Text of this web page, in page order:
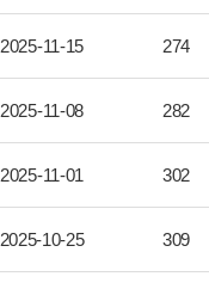
2025-11-15 274
2025-11-08 282
2025-11-01 302
2025-10-25 309